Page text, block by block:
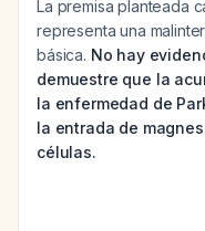
La premisa planteada
representa una
básica. No hay
demuestre que la
la enfermedad de
la entrada de
células.